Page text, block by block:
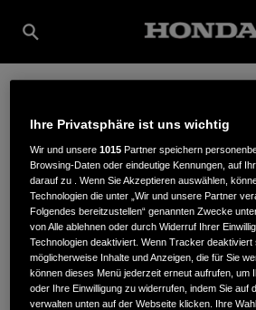
JAKOB
Ihre Privatsphäre ist uns wichtig
Wir und unsere1015 Partner speichern
Browsing-Daten oder eindeutige Kennungen, auf
darauf zu . Wenn Sie Akzeptieren auswählen,
Technologien die unter „Wir und unsere Partner
Folgendes bereitzustellen“ genannten Zwecke
von Alle ablehnen oder durch Widerruf Ihrer
Technologien deaktiviert. Wenn Tracker deaktiviert
möglicherweise Inhalte und Anzeigen, die für Sie
können dieses Menü jederzeit erneut aufrufen, um
oder Ihre Einwilligung zu widerrufen, indem Sie auf
verwalten unten auf der Webseite klicken. Ihre